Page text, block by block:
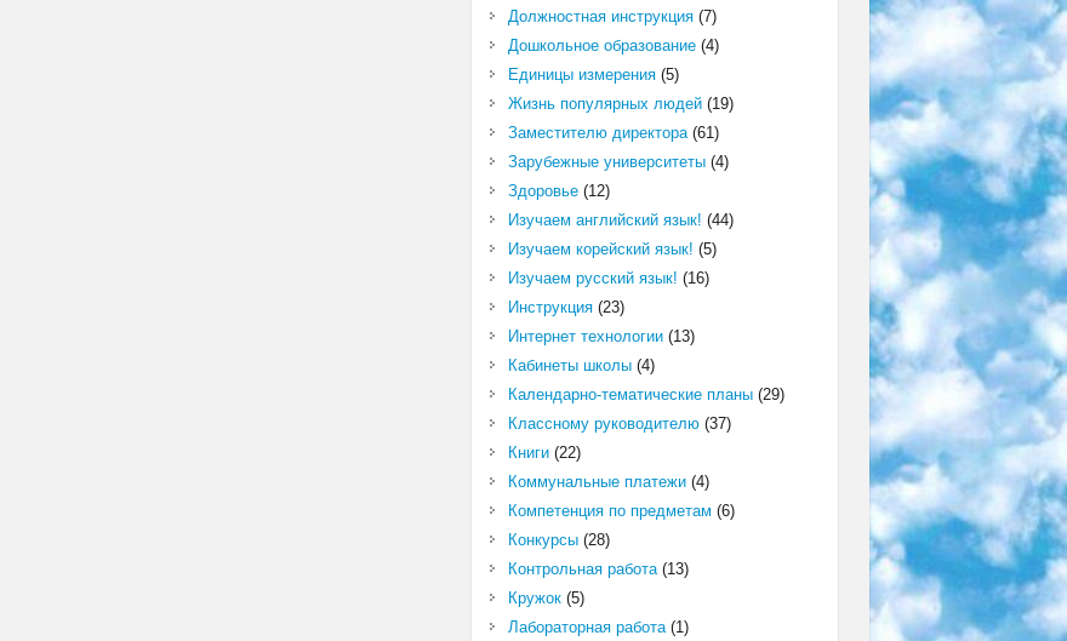
Должностная инструкция(7)
Дошкольное образование(4)
Единицы измерения(5)
Жизнь популярных людей(19)
Заместителю директора(61)
Зарубежные университеты(4)
Здоровье(12)
Изучаем английский язык! (44)
Изучаем корейский язык! (5)
Изучаем русский язык! (16)
Инструкция(23)
Интернет технологии(13)
Кабинеты школы(4)
Календарно-тематические планы(29)
Классному руководителю(37)
Книги(22)
Коммунальные платежи(4)
Компетенция по предметам (6)
Конкурсы(28)
Контрольная работа(13)
Кружок(5)
Лабораторная работа(1)